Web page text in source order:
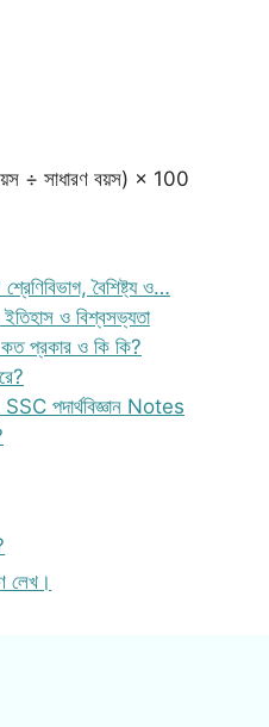
÷ সাধারণ বয়স) × 100
বৈশিষ্ট্য ও…
ইতিহাস ও বিশ্বসভ্যতা
কত প্রকার ও কি কি?
| SSC পদার্থবিজ্ঞান Notes
লেখ।